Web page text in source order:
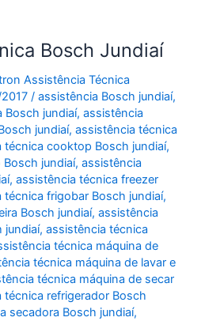
Bosch Jundiaí
Assistência Técnica
2017/assistência Bosch jundiaí,
Bosch jundiaí,assistência
jundiaí,assistência técnica
técnica cooktop Bosch jundiaí,
jundiaí,assistência
,assistência técnica freezer
técnica frigobar Bosch jundiaí,
Bosch jundiaí,assistência
jundiaí,assistência técnica
técnica máquina de
técnica máquina de lavar e
técnica máquina de secar
técnica refrigerador Bosch
secadora Bosch jundiaí,